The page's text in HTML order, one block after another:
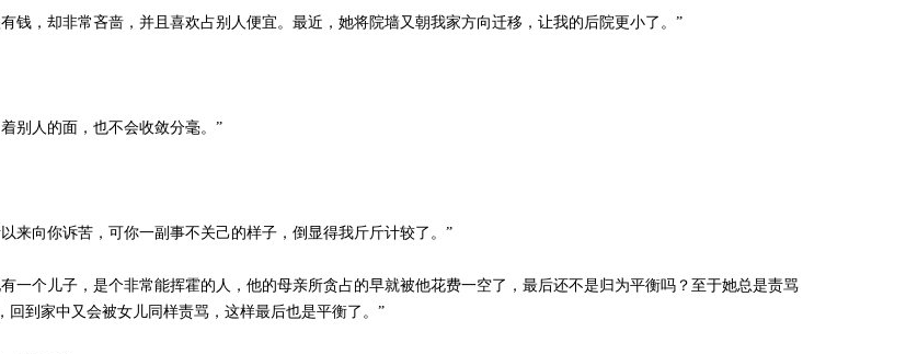
钱，却非常吝啬，并且喜欢占别人便宜。最近，她将院墙又朝我家方向迁移，让我的后院更小了。”
别人的面，也不会收敛分毫。”
来向你诉苦，可你一副事不关己的样子，倒显得我斤斤计较了。”
一个儿子，是个非常能挥霍的人，他的母亲所贪占的早就被他花费一空了，最后还不是归为平衡吗？至于她总是责骂
到家中又会被女儿同样责骂，这样最后也是平衡了。”